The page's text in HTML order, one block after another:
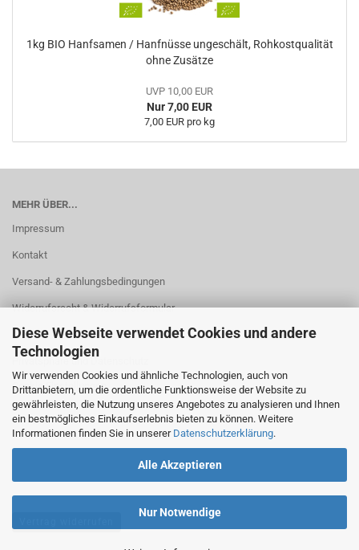
Diese Webseite verwendet Cookies und andere
Technologien
Wir verwenden Cookies und ähnliche Technologien, auch von
Drittanbietern, um die ordentliche Funktionsweise der Website zu
gewährleisten, die Nutzung unseres Angebotes zu analysieren und Ihnen
ein bestmögliches Einkaufserlebnis bieten zu können. Weitere
Informationen finden Sie in unserer Datenschutzerklärung.
Alle Akzeptieren
Nur Notwendige
1kg BIO Hanfsamen / Hanfnüsse ungeschält, Rohkostqualität
ohne Zusätze
UVP 10,00 EUR
Nur 7,00 EUR
7,00 EUR pro kg
MEHR ÜBER...
Impressum
Kontakt
Versand- & Zahlungsbedingungen
Widerrufsrecht & Widerrufsformular
AGB
Privatsphäre und Datenschutz
Cookie Einstellungen